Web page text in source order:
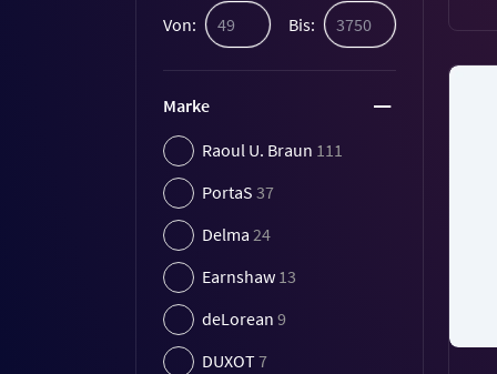
Von: Bis:
Marke
Raoul U. Braun 111
PortaS 37
Delma 24
Earnshaw 13
deLorean 9
DUXOT7